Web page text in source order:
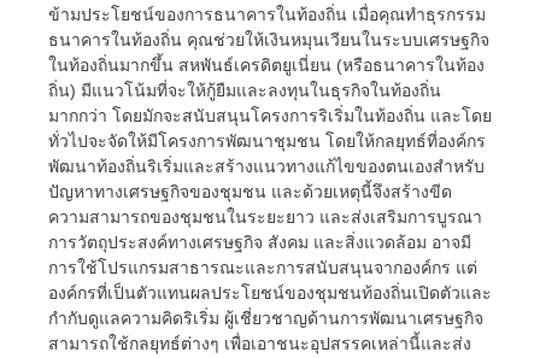
ข้ามประโยชน์ของการธนาคารในท้องถิ่น เมื่อคุณทำธุรกรรม
ธนาคารในท้องถิ่น คุณช่วยให้เงินหมุนเวียนในระบบเศรษฐกิจ
ในท้องถิ่นมากขึ้น สหพันธ์เครดิตยูเนี่ยน (หรือธนาคารในท้อง
ถิ่น) มีแนวโน้มที่จะให้กู้ยืมและลงทุนในธุรกิจในท้องถิ่น
มากกว่า โดยมักจะสนับสนุนโครงการริเริ่มในท้องถิ่น และโดย
ทั่วไปจะจัดให้มีโครงการพัฒนาชุมชน โดยให้กลยุทธ์ที่องค์กร
พัฒนาท้องถิ่นริเริ่มและสร้างแนวทางแก้ไขของตนเองสำหรับ
ปัญหาทางเศรษฐกิจของชุมชน และด้วยเหตุนี้จึงสร้างขีด
ความสามารถของชุมชนในระยะยาว และส่งเสริมการบูรณา
การวัตถุประสงค์ทางเศรษฐกิจ สังคม และสิ่งแวดล้อม อาจมี
การใช้โปรแกรมสาธารณะและการสนับสนุนจากองค์กร แต่
องค์กรที่เป็นตัวแทนผลประโยชน์ของชุมชนท้องถิ่นเปิดตัวและ
กำกับดูแลความคิดริเริ่ม ผู้เชี่ยวชาญด้านการพัฒนาเศรษฐกิจ
สามารถใช้กลยุทธ์ต่างๆ เพื่อเอาชนะอุปสรรคเหล่านี้และส่ง